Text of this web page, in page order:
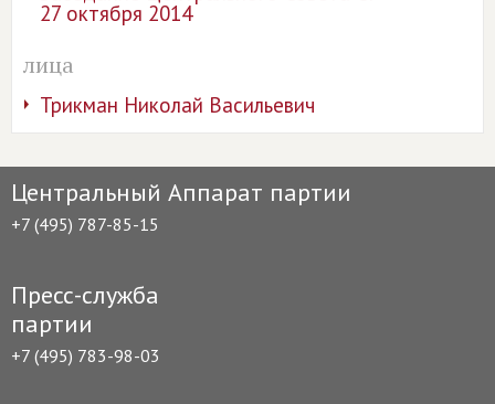
27 октября 2014
лица
Трикман Николай Васильевич
Центральный Аппарат партии
+7 (495) 787-85-15
Пресс-служба
партии
+7 (495) 783-98-03